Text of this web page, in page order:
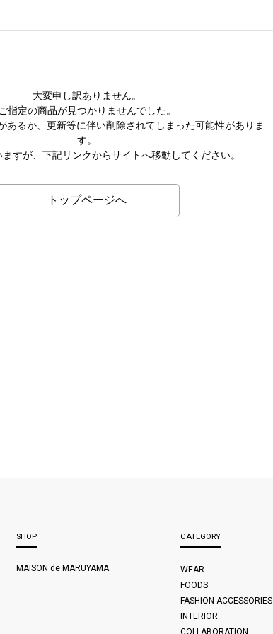
大変申し訳ありません。
ご指定の商品が見つかりませんでした。
あるか、更新等に伴い削除されてしまった可能性がありま
す。
すが、下記リンクからサイトへ移動してください。
トップページへ
SHOP
MAISON de MARUYAMA
CATEGORY
WEAR
FOODS
FASHION ACCESSORIES
INTERIOR
COLLABORATION